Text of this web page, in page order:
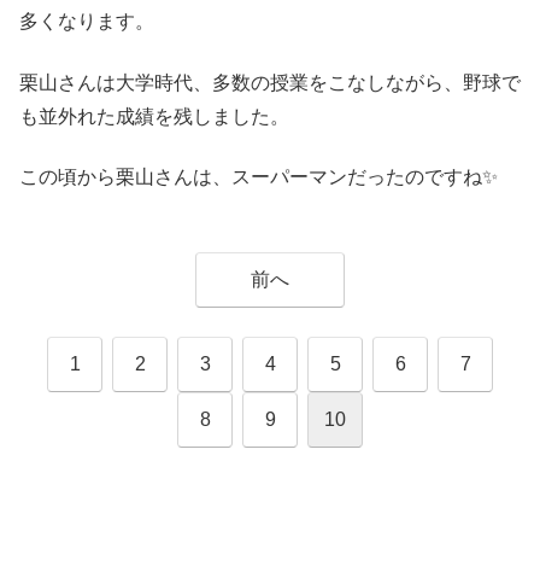
多くなります。
栗山さんは大学時代、多数の授業をこなしながら、野球で
も並外れた成績を残しました。
この頃から栗山さんは、スーパーマンだったのですね✨
前へ
1 2 3 4 5 6 7
8 9 10